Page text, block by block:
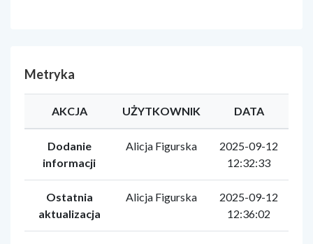
Metryka
AKCJA UŻYTKOWNIK DATA
Dodanie
informacji
Alicja Figurska
2025-09-12
12:32:33
Ostatnia
aktualizacja
Alicja Figurska
2025-09-12
12:36:02